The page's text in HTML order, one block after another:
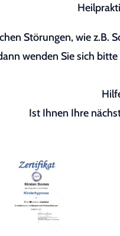
Störungen, wie z.B.
wenden Sie sich
Ist Ihnen Ihre